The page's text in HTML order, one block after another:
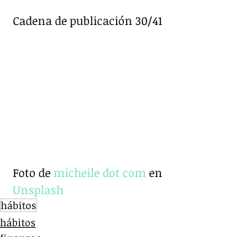
Cadena de publicación 30/41
Foto de micheile dot com en
Unsplash
hábitos
hábitos